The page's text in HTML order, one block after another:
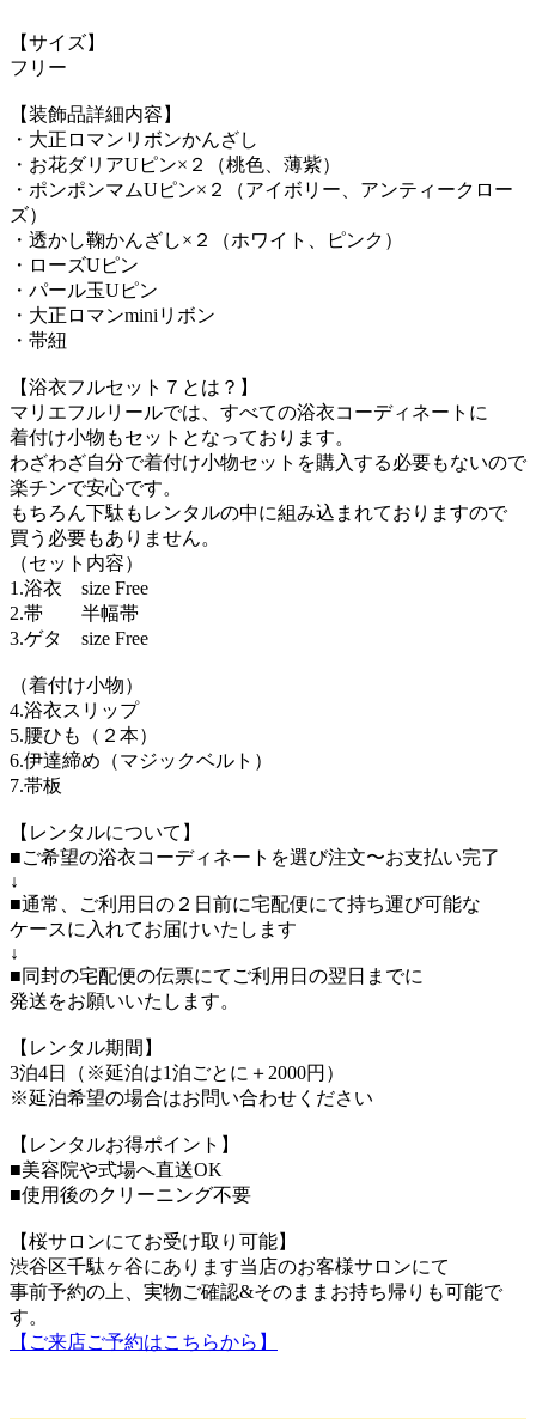
【サイズ】
フリー
【装飾品詳細内容】
・大正ロマンリボンかんざし
・お花ダリアUピン×２（桃色、薄紫）
・ポンポンマムUピン×２（アイボリー、アンティークロー
ズ）
・透かし鞠かんざし×２（ホワイト、ピンク）
・ローズUピン
・パール玉Uピン
・大正ロマンminiリボン
・帯紐
【浴衣フルセット７とは？】
マリエフルリールでは、すべての浴衣コーディネートに
着付け小物もセットとなっております。
わざわざ自分で着付け小物セットを購入する必要もないので
楽チンで安心です。
もちろん下駄もレンタルの中に組み込まれておりますので
買う必要もありません。
（セット内容）
1.浴衣 size Free
2.帯 半幅帯
3.ゲタ size Free
（着付け小物）
4.浴衣スリップ
5.腰ひも（２本）
6.伊達締め（マジックベルト）
7.帯板
【レンタルについて】
■ご希望の浴衣コーディネートを選び注文〜お支払い完了
↓
■通常、ご利用日の２日前に宅配便にて持ち運び可能な
ケースに入れてお届けいたします
↓
■同封の宅配便の伝票にてご利用日の翌日までに
発送をお願いいたします。
【レンタル期間】
3泊4日（※延泊は1泊ごとに＋2000円）
※延泊希望の場合はお問い合わせください
【レンタルお得ポイント】
■美容院や式場へ直送OK
■使用後のクリーニング不要
【桜サロンにてお受け取り可能】
渋谷区千駄ヶ谷にあります当店のお客様サロンにて
事前予約の上、実物ご確認&そのままお持ち帰りも可能で
す。
【ご来店ご予約はこちらから】